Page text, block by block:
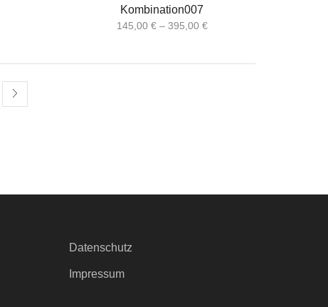
Kombination007
145,00 €– 395,00 €
Datenschutz
Impressum